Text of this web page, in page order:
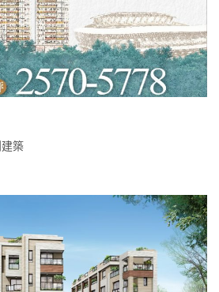
築